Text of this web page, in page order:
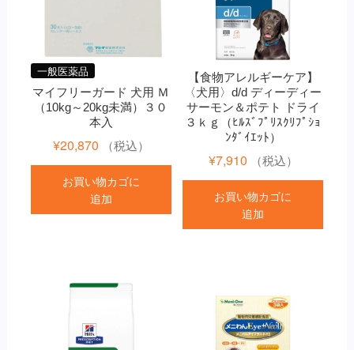
一般医薬品
マイフリーガード 犬用 Ｍ
（10kg～20kg未満）３０
本入
¥20,870 （税込）
お買い物カゴに
追加
【食物アレルギーケア】
〈犬用〉d/d ディーディー
サーモン＆ポテト ドライ
３ｋｇ（ﾋﾙｽﾞﾌﾟﾘｽｸﾘﾌﾟｼｮ
ﾝﾀﾞｲｴｯﾄ）
¥7,910 （税込）
お買い物カゴに
追加